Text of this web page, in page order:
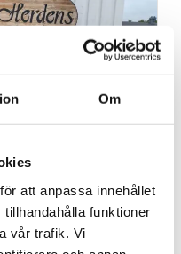
Om
att anpassa innehållet
funktioner
vår trafik. Vi
sin
– i